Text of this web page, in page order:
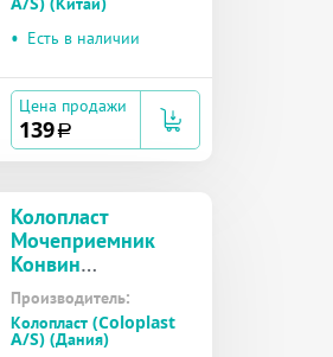
• Есть в наличии
Цена продажи
139a
Колопласт
Мочеприемник
Конвин
Секьюрити+
ножной со сливом,
трубка 50 см,
Производитель:
Колопласт (Coloplast
A/S) (Дания)